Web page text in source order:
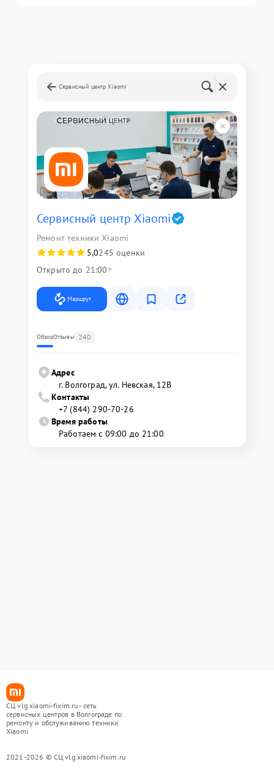
Сервисный центр Xiaomi
Сервисный центр Xiaomi
Ремонт техники Xiaomi
5,0245 оценки
Открыто до 21:00
Маршрут
ОбзорОтзывы 240
Адрес
г. Волгоград, ул. Невская, 12В
Контакты
+7 (844) 290-70-26
Время работы
Работаем с 09:00 до 21:00
СЦ vlg.xiaomi-fixim.ru - сеть
сервисных центров в Волгограде по
ремонту и обслуживанию техники
Xiaomi
2021-2026 © СЦ vlg.xiaomi-fixim.ru